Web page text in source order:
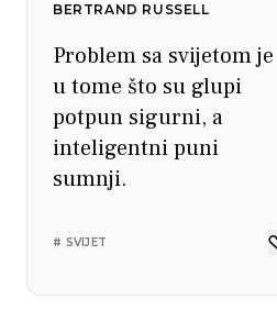
BERTRAND RUSSELL
Problem sa svijetom je
u tome što su glupi
potpun sigurni, a
inteligentni puni
sumnji.
# SVIJET